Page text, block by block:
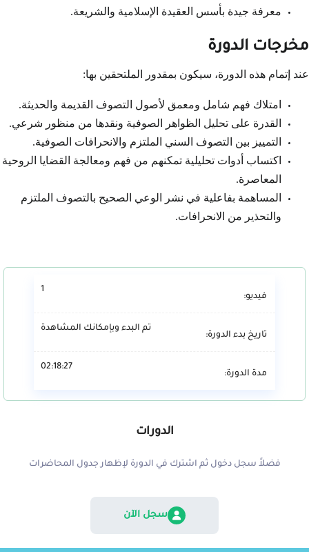
معرفة جيدة بأسس العقيدة الإسلامية والشريعة.
مخرجات الدورة
عند إتمام هذه الدورة، سيكون بمقدور الملتحقين بها:
امتلاك فهم شامل ومعمق لأصول التصوف القديمة والحديثة.
القدرة على تحليل الظواهر الصوفية ونقدها من منظور شرعي.
التمييز بين التصوف السني الملتزم والانحرافات الصوفية.
اكتساب أدوات تحليلية تمكنهم من فهم ومعالجة القضايا الروحية
المعاصرة.
المساهمة بفاعلية في نشر الوعي الصحيح بالتصوف الملتزم
والتحذير من الانحرافات.
فيديو:
1
تاريخ بدء الدورة:
تم البدء وبإمكانك المشاهدة
مدة الدورة:
02:18:27
الدورات
فضلاً سجل دخول ثم اشترك في الدورة لإظهار جدول المحاضرات
سجل الآن